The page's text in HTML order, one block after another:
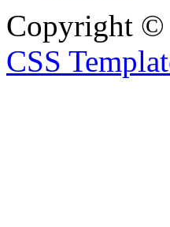
Copyright ©
CSS